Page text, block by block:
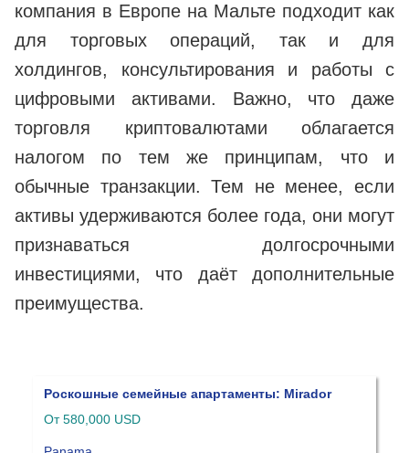
компания в Европе на Мальте подходит как
для торговых операций, так и для
холдингов, консультирования и работы с
цифровыми активами. Важно, что даже
торговля криптовалютами облагается
налогом по тем же принципам, что и
обычные транзакции. Тем не менее, если
активы удерживаются более года, они могут
признаваться долгосрочными
инвестициями, что даёт дополнительные
преимущества.
Недвижимость Панамы: Casa Bonita
Oт $329 000